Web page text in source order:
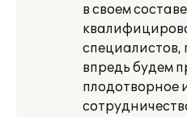
в своем составе
специалистов,
впредь будем
плодотворное